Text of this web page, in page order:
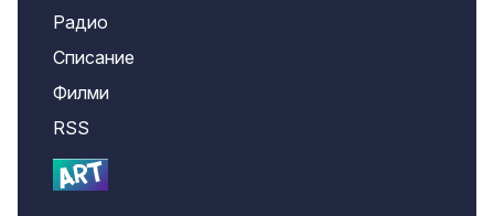
Радио
Списание
Филми
RSS